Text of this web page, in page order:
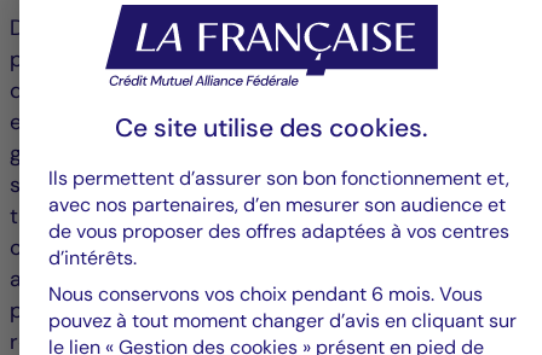
Dans un contexte de sentiment négatif, alimenté
par des réglementations en matière de durabilité
qui sont perçues comme un frein à la compétitivité
et à la souveraineté européenne, l’inquiétude
grandit quant au fait que la législation Omnibus ne
soit régressive. La CSRD, le règlement de l'UE sur la
taxonomie et la CS3D qui sont conçus chacun pour
compléter le cadre de durabilité avec des
ambitions et des champs d'application distincts,
pourraient être réduits à un « autre » ensemble de
règlements. Ce changement pourrait s'avérer
Ce site utilise des cookies.
Ils permettent d’assurer son bon fonctionnement et,
avec nos partenaires, d’en mesurer son audience et
de vous proposer des offres adaptées à vos centres
d’intérêts.
Nous conservons vos choix pendant 6 mois. Vous
pouvez à tout moment changer d’avis en cliquant sur
le lien « Gestion des cookies » présent en pied de